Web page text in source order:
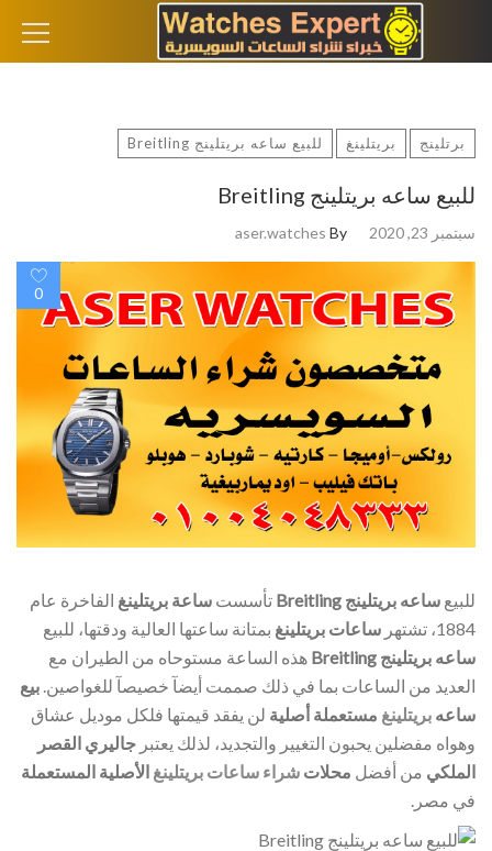
البحث
برتلينج بريتلينغ للبيع ساعه بريتلينج Breitling
للبيع ساعه بريتلينج Breitling
سبتمبر 23, 2020 By
aser.watches
0
للبيع ساعه بريتلينج Breitling تأسست ساعة بريتلينغ الفاخرة عام
1884، تشتهر
ساعات بريتلينغ بمتانة ساعتها العالية ودقتها، للبيع
ساعه بريتلينج Breitling هذه الساعة مستوحاه من الطيران مع
العديد من الساعات بما في ذلك صممت أيضآ خصيصآ للغواصين. بيع
ساعه بريتلينغ مستعملة أصلية لن يفقد قيمتها فلكل موديل عشاق
وهواه مفضلين يحبون التغيير والتجديد، لذلك يعتبر جاليري القصر
الملكي من أفضل محلات شراء ساعات بريتلينغ الأصلية المستعملة
في مصر.